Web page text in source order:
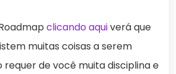
clicando aquiverá que
muitas coisas a serem
requer de você muita disciplina e